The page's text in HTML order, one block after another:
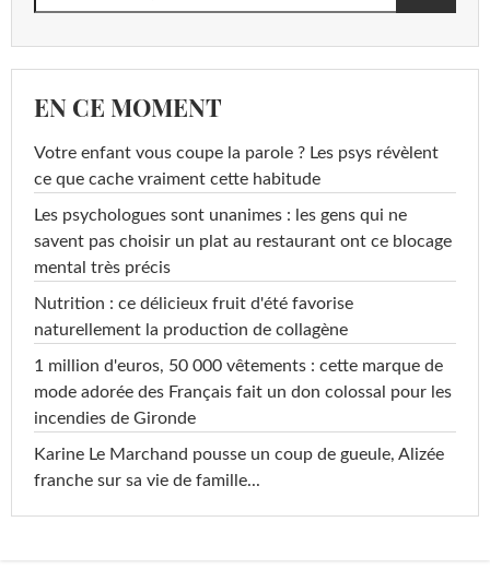
EN CE MOMENT
Votre enfant vous coupe la parole ? Les psys révèlent
ce que cache vraiment cette habitude
Les psychologues sont unanimes : les gens qui ne
savent pas choisir un plat au restaurant ont ce blocage
mental très précis
Nutrition : ce délicieux fruit d'été favorise
naturellement la production de collagène
1 million d'euros, 50 000 vêtements : cette marque de
mode adorée des Français fait un don colossal pour les
incendies de Gironde
Karine Le Marchand pousse un coup de gueule, Alizée
franche sur sa vie de famille...